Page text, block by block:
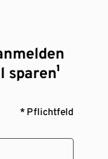
* Pflichtfeld